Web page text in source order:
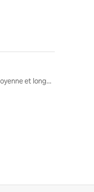
Locations moyenne et longue durée